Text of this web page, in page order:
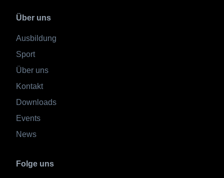
Über uns
Ausbildung
Sport
Über uns
Kontakt
Downloads
Events
News
Folge uns